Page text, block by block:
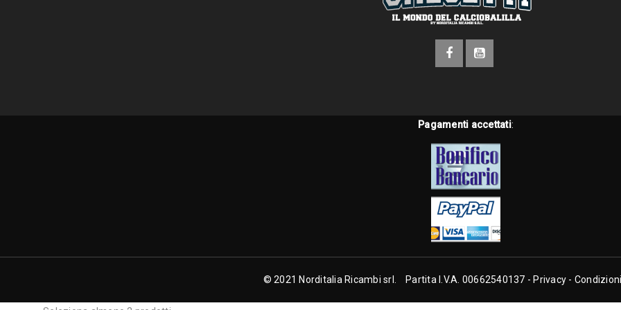
Pagamenti accettati:
© 2021 Norditalia Ricambi srl. Partita I.V.A. 00662540137 - Privacy -